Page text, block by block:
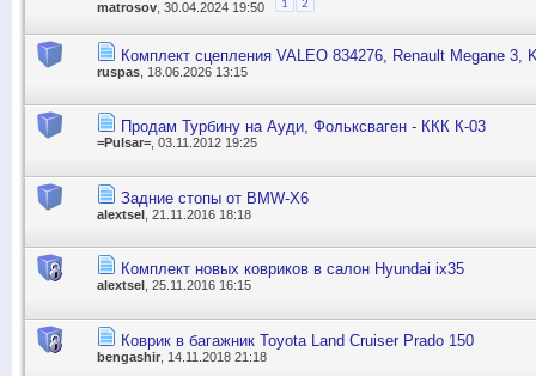
matrosov , 30.04.2024 19:50 1 2
Комплект сцепления VALEO 834276, Renault Megane 3,
ruspas , 18.06.2026 13:15
Продам Турбину на Ауди, Фольксваген - ККК К-03
=Pulsar= , 03.11.2012 19:25
Задние стопы от BMW-X6
alextsel , 21.11.2016 18:18
Комплект новых ковриков в салон Hyundai ix35
alextsel , 25.11.2016 16:15
Коврик в багажник Toyota Land Cruiser Prado 150
bengashir , 14.11.2018 21:18